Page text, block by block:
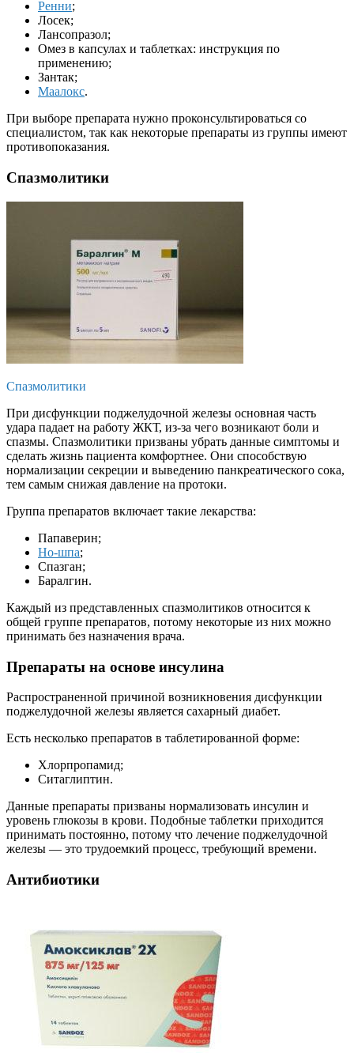
Ренни;
Лосек;
Лансопразол;
Омез в капсулах и таблетках: инструкция по
применению;
Зантак;
Маалокс.
При выборе препарата нужно проконсультироваться со
специалистом, так как некоторые препараты из группы имеют
противопоказания.
Спазмолитики
Спазмолитики
При дисфункции поджелудочной железы основная часть
удара падает на работу ЖКТ, из-за чего возникают боли и
спазмы. Спазмолитики призваны убрать данные симптомы и
сделать жизнь пациента комфортнее. Они способствую
нормализации секреции и выведению панкреатического сока,
тем самым снижая давление на протоки.
Группа препаратов включает такие лекарства:
Папаверин;
Но-шпа;
Спазган;
Баралгин.
Каждый из представленных спазмолитиков относится к
общей группе препаратов, потому некоторые из них можно
принимать без назначения врача.
Препараты на основе инсулина
Распространенной причиной возникновения дисфункции
поджелудочной железы является сахарный диабет.
Есть несколько препаратов в таблетированной форме:
Хлорпропамид;
Ситаглиптин.
Данные препараты призваны нормализовать инсулин и
уровень глюкозы в крови. Подобные таблетки приходится
принимать постоянно, потому что лечение поджелудочной
железы — это трудоемкий процесс, требующий времени.
Антибиотики